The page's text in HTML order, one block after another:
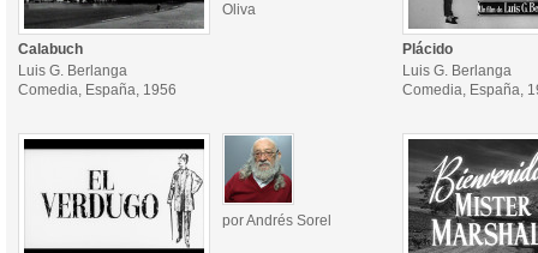
Oliva
Calabuch
Luis G. Berlanga
Comedia, España, 1956
Plácido
Luis G. Berlanga
Comedia, España,
por Andrés Sorel